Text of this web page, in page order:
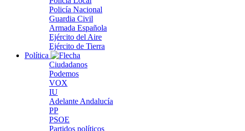
Policía Nacional
Guardia Civil
Armada Española
Ejército del Aire
Ejército de Tierra
Política
Ciudadanos
Podemos
VOX
IU
Adelante Andalucía
PP
PSOE
Partidos políticos